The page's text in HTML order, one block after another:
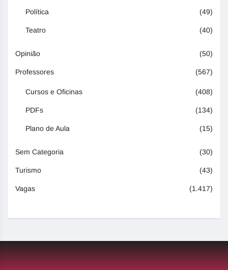
Política (49)
Teatro (40)
Opinião (50)
Professores (567)
Cursos e Oficinas (408)
PDFs (134)
Plano de Aula (15)
Sem Categoria (30)
Turismo (43)
Vagas (1.417)